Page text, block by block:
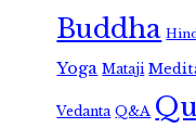
Buddha
Yoga Mataji
Vedanta Q&A